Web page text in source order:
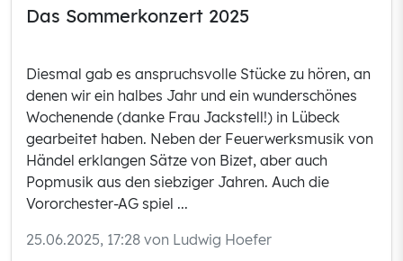
Das Sommerkonzert 2025
Diesmal gab es anspruchsvolle Stücke zu hören, an
denen wir ein halbes Jahr und ein wunderschönes
Wochenende (danke Frau Jackstell!) in Lübeck
gearbeitet haben. Neben der Feuerwerksmusik von
Händel erklangen Sätze von Bizet, aber auch
Popmusik aus den siebziger Jahren. Auch die
Vororchester-AG spiel ...
25.06.2025, 17:28 von Ludwig Hoefer